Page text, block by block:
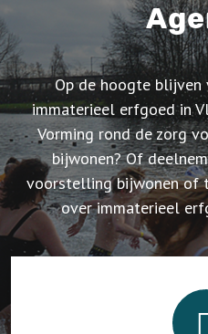
Op de hoogte
immaterieel erfgoed in
Vorming rond de zorg
bijwonen? Of
voorstelling bijwonen of
over immaterieel